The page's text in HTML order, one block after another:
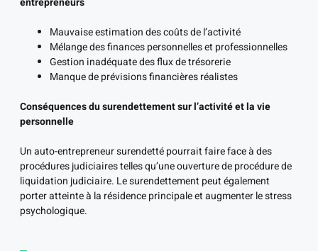
Mauvaise estimation des coûts de l’activité
Mélange des finances personnelles et professionnelles
Gestion inadéquate des flux de trésorerie
Manque de prévisions financières réalistes
Conséquences du surendettement sur l’activité et la vie
personnelle
Un auto-entrepreneur surendetté pourrait faire face à des
procédures judiciaires telles qu’une ouverture de procédure de
liquidation judiciaire. Le surendettement peut également
porter atteinte à la résidence principale et augmenter le stress
psychologique.